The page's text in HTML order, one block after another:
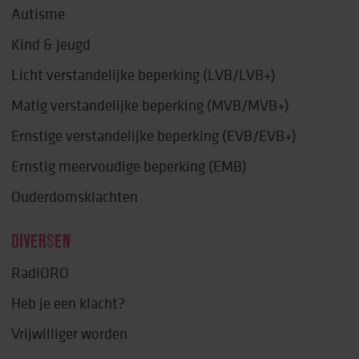
Autisme
Kind & Jeugd
Licht verstandelijke beperking (LVB/LVB+)
Matig verstandelijke beperking (MVB/MVB+)
Ernstige verstandelijke beperking (EVB/EVB+)
Ernstig meervoudige beperking (EMB)
Ouderdomsklachten
DIVERSEN
RadiORO
Heb je een klacht?
Vrijwilliger worden